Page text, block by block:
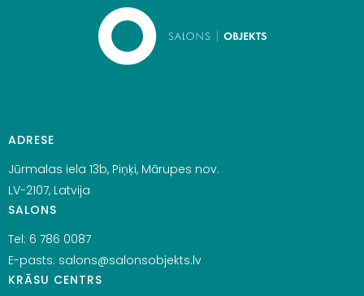
ADRESE
Jūrmalas iela 13b, Piņķi, Mārupes nov.
LV-2107, Latvija
SALONS
Tel: 6 786 0087
E-pasts: salons@salonsobjekts.lv
KRĀSU CENTRS